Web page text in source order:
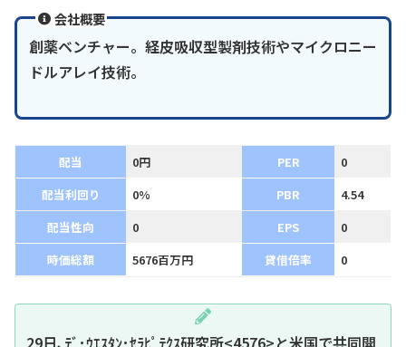
会社概要
創薬ベンチャー。経皮吸収型製剤技術やマイクロニー
ドルアレイ技術。
配当 0円 PER
0
配当利回り
0% PBR
4.54
配当性向
0 EPS
0
時価総額
5676百万円 貸借倍率 0
29日､ﾃﾞ･ｳｴｽﾀﾝ･ｾﾗﾋﾟﾃｸｽ研究所<4576>と米国で共同開